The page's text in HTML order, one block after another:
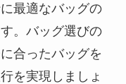
最適なバッグの
。バッグ選びの
合ったバッグを
を実現しましょ